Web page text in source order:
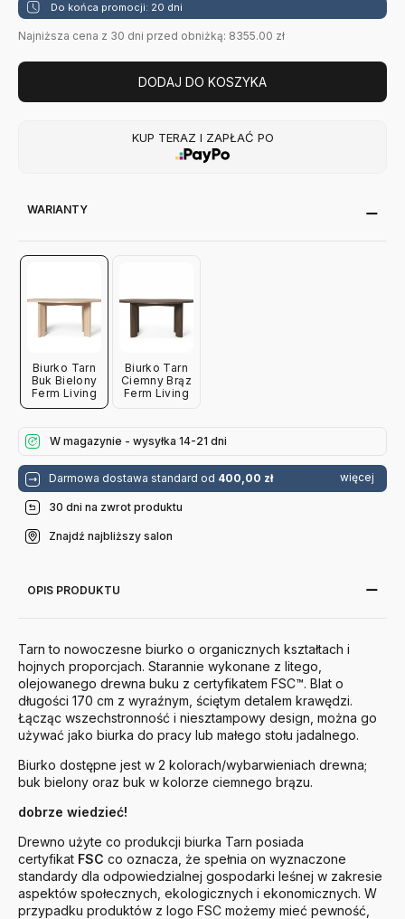
Do końca promocji: 20 dni
Najniższa cena z 30 dni przed obniżką: 8355.00 zł
DODAJ DO KOSZYKA
KUP TERAZ I ZAPŁAĆ PO
WARIANTY
Biurko Tarn
Buk Bielony
Ferm Living
Biurko Tarn
Ciemny Brąz
Ferm Living
W magazynie - wysyłka 14-21 dni
Darmowa dostawa standard od 400,00 zł więcej
30 dni na zwrot produktu
Znajdź najbliższy salon
OPIS PRODUKTU
Tarn to nowoczesne biurko o organicznych kształtach i
hojnych proporcjach. Starannie wykonane z litego,
olejowanego drewna buku z certyfikatem FSC™. Blat o
długości 170 cm z wyraźnym, ściętym detalem krawędzi.
Łącząc wszechstronność i niesztampowy design, można go
używać jako biurka do pracy lub małego stołu jadalnego.
Biurko dostępne jest w 2 kolorach/wybarwieniach drewna;
buk bielony oraz buk w kolorze ciemnego brązu.
dobrze wiedzieć!
Drewno użyte co produkcji biurka Tarn posiada
certyfikat FSC co oznacza, że spełnia on wyznaczone
standardy dla odpowiedzialnej gospodarki leśnej w zakresie
aspektów społecznych, ekologicznych i ekonomicznych. W
przypadku produktów z logo FSC możemy mieć pewność,